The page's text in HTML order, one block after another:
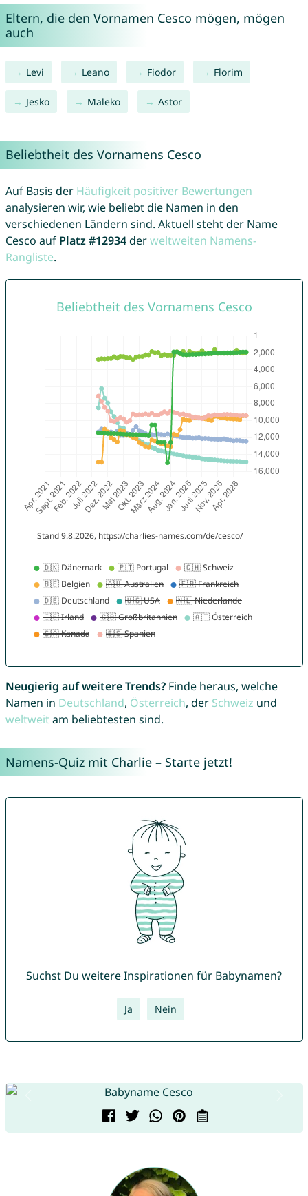
Eltern, die den Vornamen Cesco mögen, mögen
auch
Levi Leano Fiodor Florim
Jesko Maleko Astor
Beliebtheit des Vornamens Cesco
Auf Basis der Häufigkeit positiver Bewertungen
analysieren wir, wie beliebt die Namen in den
verschiedenen Ländern sind. Aktuell steht der Name
Cesco auf Platz #12934derweltweiten Namens-
Rangliste.
Neugierig auf weitere Trends?Finde heraus, welche
Namen in Deutschland, Österreich, der Schweiz und
weltweitam beliebtesten sind.
Namens-Quiz mit Charlie – Starte jetzt!
Suchst Du weitere Inspirationen für Babynamen?
Ja Nein